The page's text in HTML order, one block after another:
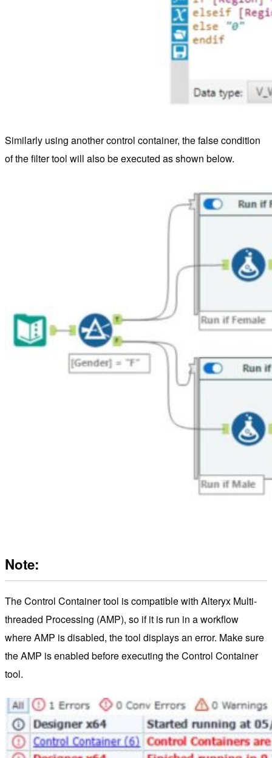
Similarly using another control container, the false condition
of the filter tool will also be executed as shown below.
Note:
The Control Container tool is compatible with Alteryx Multi-
threaded Processing (AMP), so if it is run in a workflow
where AMP is disabled, the tool displays an error. Make sure
the AMP is enabled before executing the Control Container
tool.